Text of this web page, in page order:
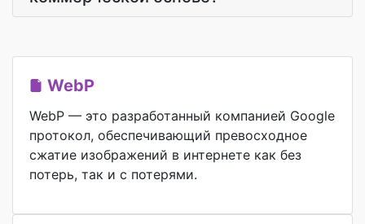
WebP
WebP — это разработанный компанией Google
протокол, обеспечивающий превосходное
сжатие изображений в интернете как без
потерь, так и с потерями.